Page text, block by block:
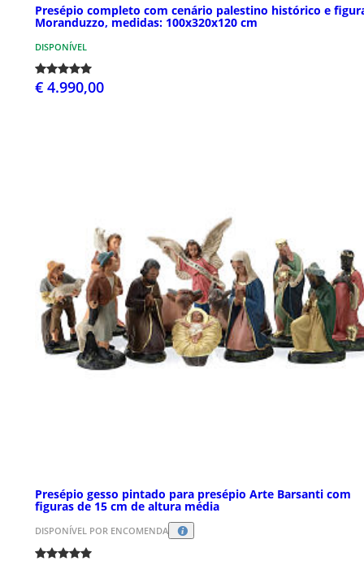
Presépio completo com cenário palestino histórico e
Moranduzzo, medidas: 100x320x120 cm
DISPONÍVEL
€ 4.990,00
Presépio gesso pintado para presépio Arte Barsanti com
figuras de 15 cm de altura média
DISPONÍVEL POR ENCOMENDA